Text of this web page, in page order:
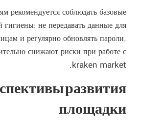
рекомендуется соблюдать базовые
не передавать данные для
и регулярно обновлять пароли.
снижают риски при работе с
kraken market.
развития
площадки